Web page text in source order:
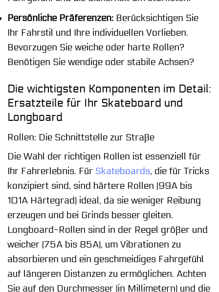
Persönliche Präferenzen: Berücksichtigen Sie
Ihr Fahrstil und Ihre individuellen Vorlieben.
Bevorzugen Sie weiche oder harte Rollen?
Benötigen Sie wendige oder stabile Achsen?
Die wichtigsten Komponenten im Detail:
Ersatzteile für Ihr Skateboard und
Longboard
Rollen: Die Schnittstelle zur Straße
Die Wahl der richtigen Rollen ist essenziell für
Ihr Fahrerlebnis. Für Skateboards, die für Tricks
konzipiert sind, sind härtere Rollen (99A bis
101A Härtegrad) ideal, da sie weniger Reibung
erzeugen und bei Grinds besser gleiten.
Longboard-Rollen sind in der Regel größer und
weicher (75A bis 85A), um Vibrationen zu
absorbieren und ein geschmeidiges Fahrgefühl
auf längeren Distanzen zu ermöglichen. Achten
Sie auf den Durchmesser (in Millimetern) und die